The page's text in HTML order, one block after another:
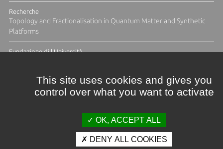
Recherche
Topology and Fractionalisation in Quantum Matter and Synthetic
Platforms
Fundazione di l'Università
This site uses cookies and gives you
control over what you want to activate
OK, ACCEPT ALL
DENY ALL COOKIES